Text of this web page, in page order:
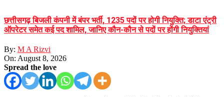
छत्तीसगढ़ बिजली कंपनी में बंपर भर्ती, 1235 पदों पर होगी नियुक्ति; डाटा एंट्री
ऑपरेटर समेत कई पद शामिल, जानिए कौन-कौन से पदों पर होंगी नियुक्तियां
By: M A Rizvi
On: August 8, 2026
Spread the love